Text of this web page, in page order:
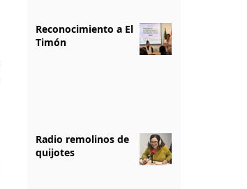
Reconocimiento a El
Timón
Radio remolinos de
quijotes